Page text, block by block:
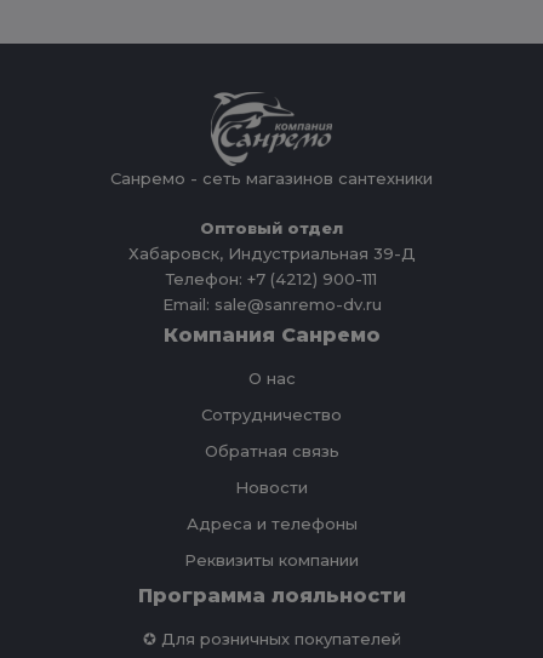
Санремо - сеть магазинов сантехники
Оптовый отдел
Хабаровск, Индустриальная 39-Д
Телефон: +7 (4212) 900-111
Email: sale@sanremo-dv.ru
Компания Санремо
О нас
Сотрудничество
Обратная связь
Новости
Адреса и телефоны
Реквизиты компании
Программа лояльности
✪ Для розничных покупателей